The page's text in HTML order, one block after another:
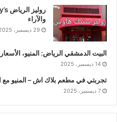
والآراء
29 ديسمبر، 2025
البيت الدمشقي الرياض: المنيو،
14 ديسمبر، 2025
تجربتي في مطعم بلاك اش – المنيو مع
7 ديسمبر، 2025